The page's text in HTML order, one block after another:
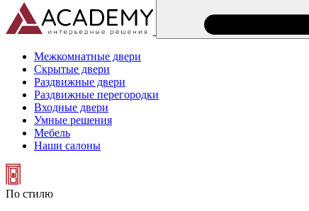
Межкомнатные двери
Скрытые двери
Раздвижные двери
Раздвижные перегородки
Входные двери
Умные решения
Мебель
Наши салоны
По стилю